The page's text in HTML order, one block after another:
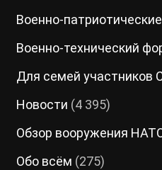
Военно-
Военно-технический
Для семей участников
Новости (4 395)
Обзор вооружения
Обо всём (275)